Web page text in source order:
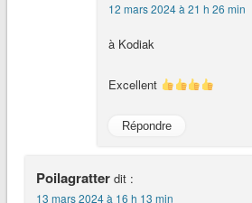
12 mars 2024 à 21 h 26 min
à Kodiak
Excellent
Répondre
Poilagratter dit :
13 mars 2024 à 16 h 13 min